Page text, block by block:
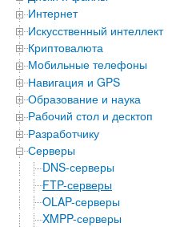
Интернет
Искусственный интеллект
Криптовалюта
Мобильные телефоны
Навигация и GPS
Образование и наука
Рабочий стол и десктоп
Разработчику
Серверы
DNS-серверы
FTP-серверы
OLAP-серверы
XMPP-серверы